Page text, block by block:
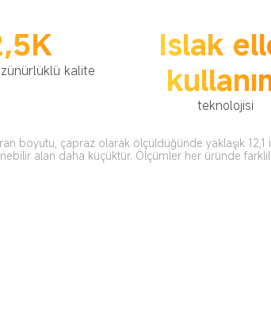
kalite
Islak
teknolojisi
boyutu, çapraz olarak ölçüldüğünde yaklaşık